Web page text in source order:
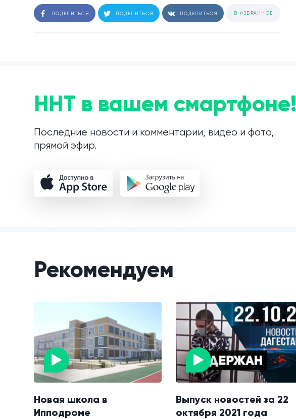
ПОДЕЛИТЬСЯ ПОДЕЛИТЬСЯ ПОДЕЛИТЬСЯ В ИЗБРАННОЕ
ННТ в вашем смартфоне!
Последние новости и комментарии, видео и фото,
прямой эфир.
Рекомендуем
Новая школа в
Ипподроме
Выпуск новостей за 22
октября 2021 года